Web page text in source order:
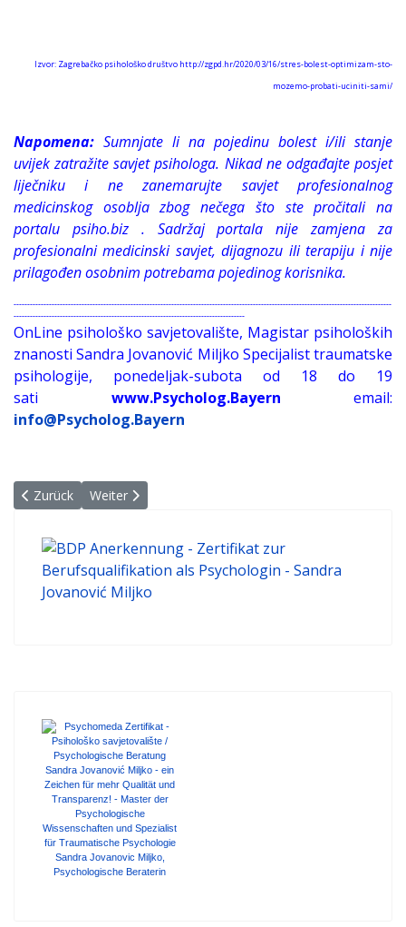
Izvor: Zagrebačko psihološko društvo http://zgpd.hr/2020/03/16/stres-bolest-optimizam-sto-
mozemo-probati-uciniti-sami/
Napomena: Sumnjate li na pojedinu bolest i/ili stanje
uvijek zatražite savjet psihologa. Nikad ne odgađajte posjet
liječniku i ne zanemarujte savjet profesionalnog
medicinskog osoblja zbog nečega što ste pročitali na
portalu psiho.biz . Sadržaj portala nije zamjena za
profesionalni medicinski savjet, dijagnozu ili terapiju i nije
prilagođen osobnim potrebama pojedinog korisnika.
-------------------------------------------------------------------------------------------------------------------------------------------
-------------------------------------------------------------------------------------
OnLine psihološko savjetovalište, Magistar psiholoških
znanosti Sandra Jovanović Miljko Specijalist traumatske
psihologije, ponedeljak-subota od 18 do 19
sati www.Psycholog.Bayern email:
info@Psycholog.Bayern
Vorheriger Beitrag: Adolescencija
Zurück Nächster Beitrag: Seksualna prava, seksualno
Weiter